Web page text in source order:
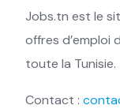
Jobs.tn est le
offres d’emploi
toute la Tunisie.
Contact :